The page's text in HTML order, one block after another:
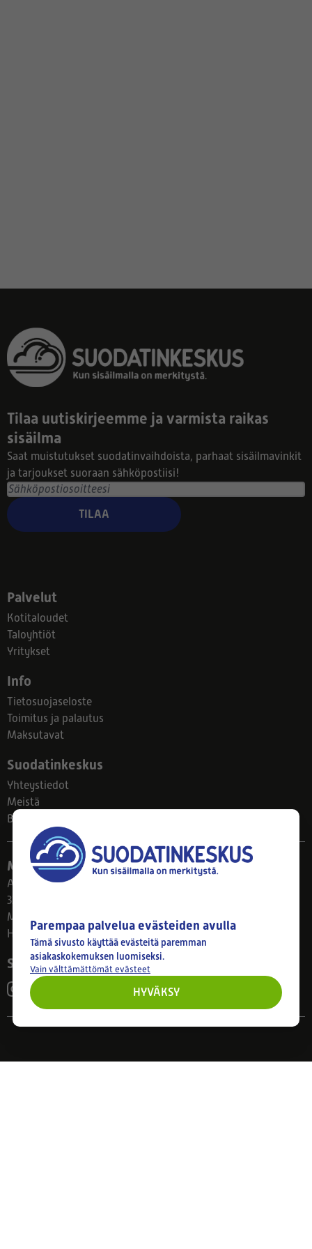
Tilaa uutiskirjeemme ja varmista raikas
sisäilma
Saat muistutukset suodatinvaihdoista, parhaat sisäilmavinkit
ja tarjoukset suoraan sähköpostiisi!
TILAA
Palvelut
Kotitaloudet
Taloyhtiöt
Yritykset
Info
Tietosuojaseloste
Toimitus ja palautus
Maksutavat
Suodatinkeskus
Yhteystiedot
Meistä
Blogi
Myymälä
Ahlmanintie 61
33800 Tampere
Ma–Pe 8–17
Huom! Myymälän poikkeusaukiolot: 27.7.-21.8. klo 8-16
Seuraa meitä
Parempaa palvelua evästeiden avulla
Tämä sivusto käyttää evästeitä paremman
asiakaskokemuksen luomiseksi.
Vain välttämättömät evästeet
HYVÄKSY